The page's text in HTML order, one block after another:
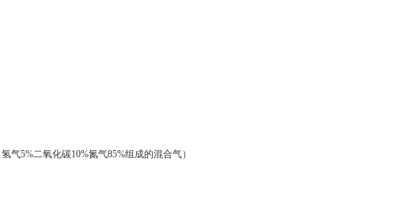
氢气5%二氧化碳10%氮气85%组成的混合气）